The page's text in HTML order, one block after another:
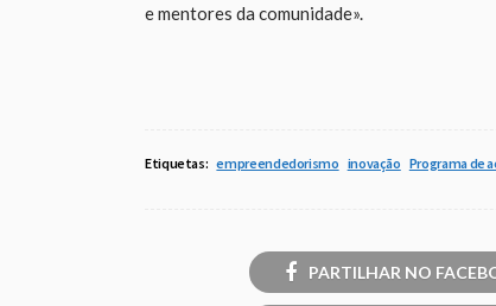
e mentores da comunidade».
Etiquetas: empreendedorismo inovação Programa de
PARTILHAR NO